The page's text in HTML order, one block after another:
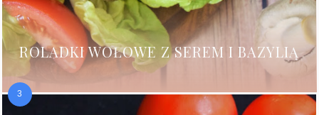
ROLADKI WOŁOWE Z SEREM I BAZYLIĄ